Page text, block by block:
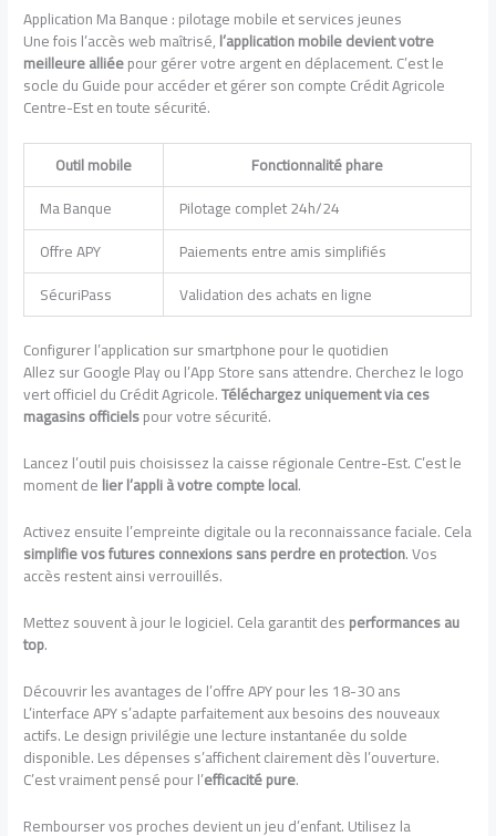
Application Ma Banque : pilotage mobile et services jeunes
Une fois l’accès web maîtrisé,l’application mobile devient votre
meilleure alliéepour gérer votre argent en déplacement. C’est le
socle du Guide pour accéder et gérer son compte Crédit Agricole
Centre-Est en toute sécurité.
Outil mobile
Fonctionnalité phare
Ma Banque
Pilotage complet 24h/24
Offre APY
Paiements entre amis simplifiés
SécuriPass
Validation des achats en ligne
Configurer l’application sur smartphone pour le quotidien
Allez sur Google Play ou l’App Store sans attendre. Cherchez le logo
vert officiel du Crédit Agricole.Téléchargez uniquement via ces
magasins officielspour votre sécurité.
Lancez l’outil puis choisissez la caisse régionale Centre-Est. C’est le
moment delier l’appli à votre compte local.
Activez ensuite l’empreinte digitale ou la reconnaissance faciale. Cela
simplifie vos futures connexions sans perdre en protection. Vos
accès restent ainsi verrouillés.
Mettez souvent à jour le logiciel. Cela garantit desperformances au
top.
Découvrir les avantages de l’offre APY pour les 18-30 ans
L’interface APY s’adapte parfaitement aux besoins des nouveaux
actifs. Le design privilégie une lecture instantanée du solde
disponible. Les dépenses s’affichent clairement dès l’ouverture.
C’est vraiment pensé pour l’efficacité pure.
Rembourser vos proches devient un jeu d’enfant. Utilisez la